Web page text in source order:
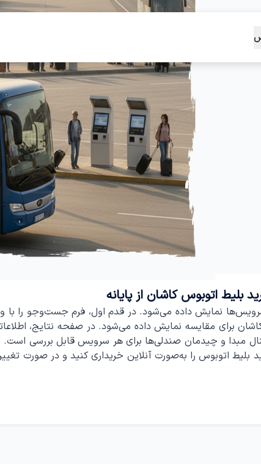
بلیط اتوبوس کاشان از پایانه
نمایش داده می‌شود. در قدم اول، فرم جست‌وجو را با
مقایسه نمایش داده می‌شود. در صفحه نتایج،
مبدا و چیدمان صندلی‌ها برای هر سرویس قابل بررسی است.
را به‌صورت آنلاین خریداری کنید و در صورت تغییر